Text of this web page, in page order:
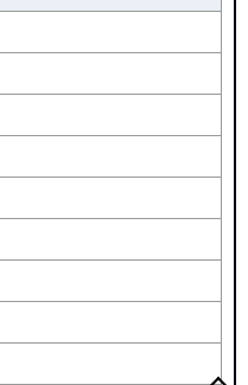
円
)
ビで
をする
2丁目
駅（6分）
円
)